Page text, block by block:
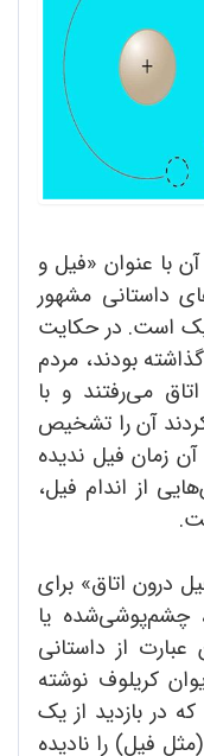
با عنوان «فیل و
داستانی مشهور
است. در حکایت
بودند، مردم
می‌رفتند و با
آن را تشخیص
زمان فیل ندیده
از اندام فیل،
درون اتاق» برای
چشم‌پوشی‌شده یا
از داستانی
گرفته شده که سال 1814 ایوان کریلوف نوشته
در بازدید از یک
فیل) را نادیده